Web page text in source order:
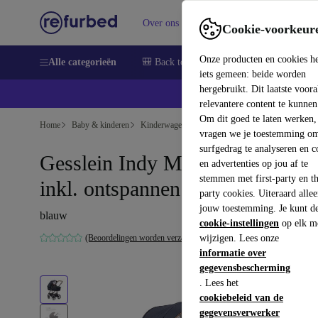
Cookie-
Onze producten en cookies
iets gemeen: beide worden
hergebruikt. Dit laatste
relevantere content te
Om dit goed te laten werken,
vragen we je toestemming
surfgedrag te analyseren en
en advertenties op jou af te
stemmen met first-party en
party cookies. Uiteraard
jouw toestemming. Je kunt
cookie-instellingen op elk
wijzigen. Lees onze
informatie over
gegevensbescherming
. Lees het
cookiebeleid van de
gegevensverwerker
Over ons Verkopen Support
Alle categorieën 🎒 Back to school Smartphones
Home Baby & kinderen Kinderwagens & Buggy's Kinderwagens
Gesslein Indy M2 kinderwagen
inkl. ontspannen babybadje
blauw
(Beoordelingen worden verzameld)